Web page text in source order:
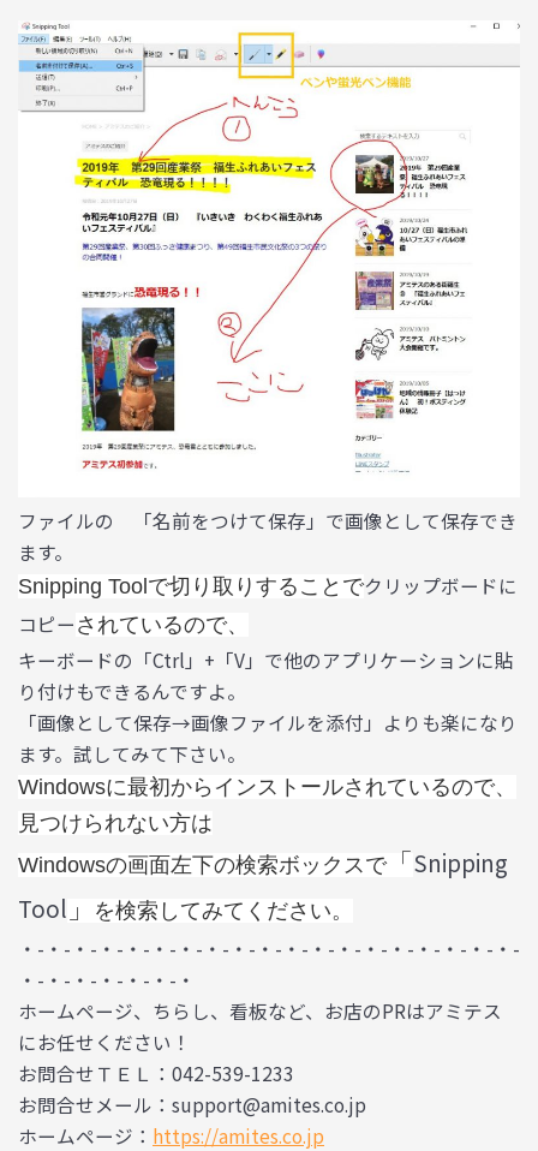
ファイルの 「名前をつけて保存」で画像として保存でき
ます。
Snipping Toolで切り取りすることでクリップボードに
コピー されているので、
キーボードの「Ctrl」+「V」で他のアプリケーションに貼
り付けもできるんですよ。
「画像として保存→画像ファイルを添付」よりも楽になり
ます。試してみて下さい。
Windowsに最初からインストールされているので、
見つけられない方は
Windowsの画面左下の検索ボックスで「 Snipping
Tool 」 を検索してみてください。
・-・-・-・-・-・-・-・-・-・-・-・-・-・-・-・-・-・-・-
・-・-・-・-・-・-・
ホームページ、ちらし、看板など、お店のPRはアミテス
にお任せください！
お問合せＴＥＬ：042-539-1233
お問合せメール：support@amites.co.jp
ホームページ： https://amites.co.jp